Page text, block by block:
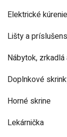
Elektrické kúrenie
Lišty a
Nábytok,
Doplnkové
Horné skrine
Lekárnička